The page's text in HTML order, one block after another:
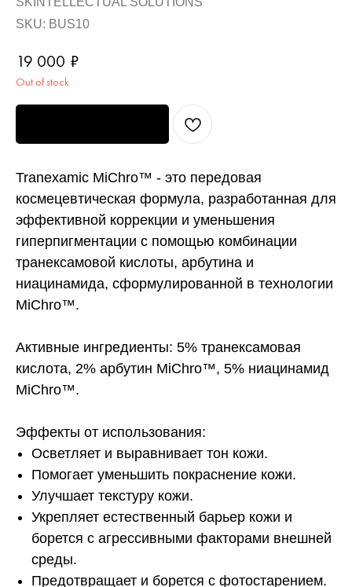
SKU: BUS10
19 000 ₽
Out of stock
Tranexamic MiChro™ - это передовая
космецевтическая формула, разработанная для
эффективной коррекции и уменьшения
гиперпигментации с помощью комбинации
транексамовой кислоты, арбутина и
ниацинамида, сформулированной в технологии
MiChro™.
Активные ингредиенты: 5% транексамовая
кислота, 2% арбутин MiChro™, 5% ниацинамид
MiChro™.
Эффекты от использования:
Осветляет и выравнивает тон кожи.
Помогает уменьшить покраснение кожи.
Улучшает текстуру кожи.
Укрепляет естественный барьер кожи и
борется с агрессивными факторами внешней
среды.
Предотвращает и борется с фотостарением.